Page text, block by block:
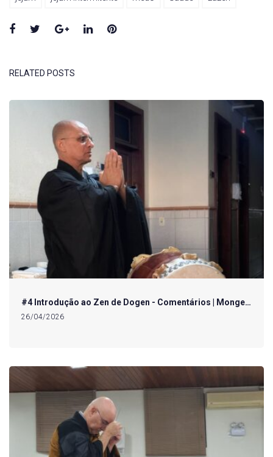
Facebook
TwitterGoogle+LinkedInPinterest
RELATED POSTS
#4 Introdução ao Zen de Dogen - Comentários | Monge…
26/04/2026